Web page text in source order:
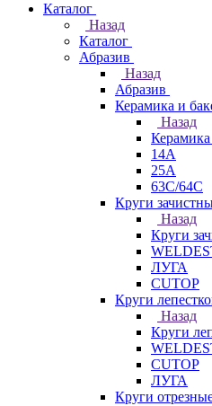
Каталог
Назад
Каталог
Абразив
Назад
Абразив
Керамика и
Назад
14А
25А
63С/64С
Круги
Назад
Круги
ЛУГА
CUTOP
Круги
Назад
Круги
CUTOP
ЛУГА
Круги